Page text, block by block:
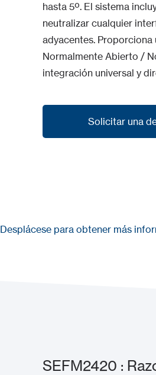
hasta 5º. El sistema
neutralizar cualquier
adyacentes.
Normalmente Abierto /
integración universal y
Solicitar una
Desplácese para obtener más
SEFM2420 :